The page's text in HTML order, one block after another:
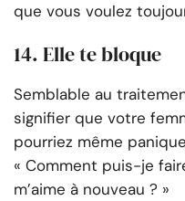
que vous voulez
14. Elle te bloque
Semblable au
signifier que votre
pourriez même
« Comment puis-je
m’aime à nouveau ? »